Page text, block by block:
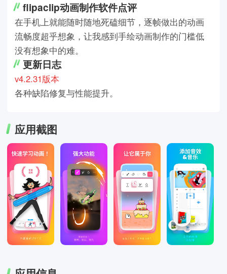
flipaclip动画制作软件点评
在手机上就能随时随地死磕细节，逐帧做出的动画
流畅度超乎想象，让我感到手绘动画制作的门槛低
没有想象中的难。
更新日志
v4.2.31版本
各种缺陷修复与性能提升。
应用截图